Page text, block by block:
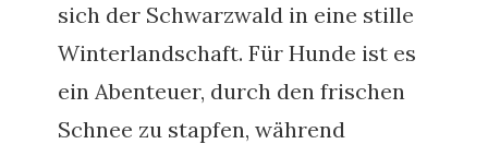
sich der Schwarzwald in eine stille
Winterlandschaft. Für Hunde ist es
ein Abenteuer, durch den frischen
Schnee zu stapfen, während